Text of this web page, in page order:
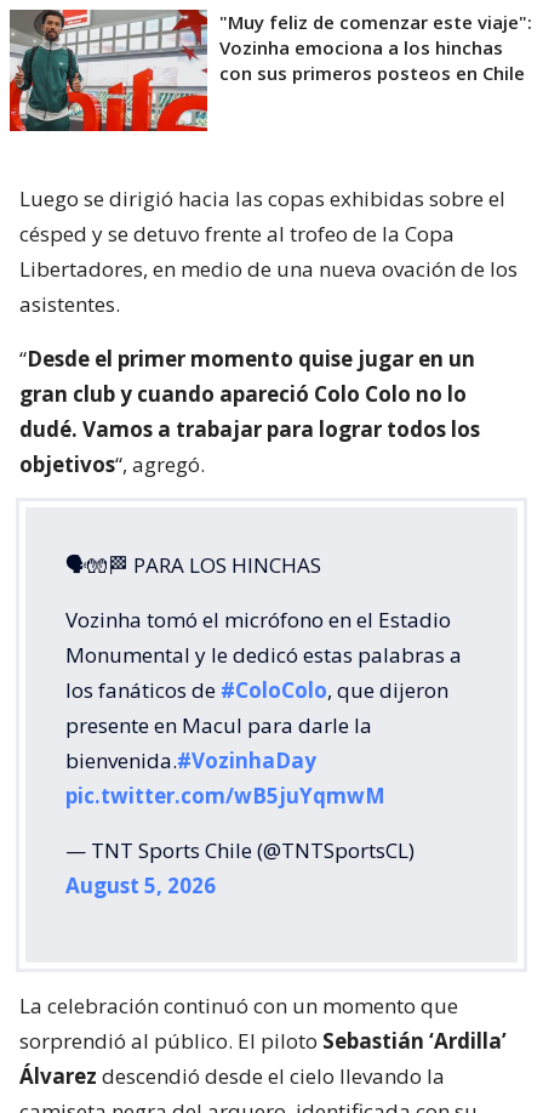
"Muy feliz de comenzar este viaje":
Vozinha emociona a los hinchas
con sus primeros posteos en Chile
Luego se dirigió hacia las copas exhibidas sobre el
césped y se detuvo frente al trofeo de la Copa
Libertadores, en medio de una nueva ovación de los
asistentes.
“Desde el primer momento quise jugar en un
gran club y cuando apareció Colo Colo no lo
dudé. Vamos a trabajar para lograr todos los
objetivos“, agregó.
🗣🧤🏁 PARA LOS HINCHAS
Vozinha tomó el micrófono en el Estadio
Monumental y le dedicó estas palabras a
los fanáticos de #ColoColo, que dijeron
presente en Macul para darle la
bienvenida.#VozinhaDay
pic.twitter.com/wB5juYqmwM
— TNT Sports Chile (@TNTSportsCL)
August 5, 2026
La celebración continuó con un momento que
sorprendió al público. El piloto Sebastián ‘Ardilla’
Álvarez descendió desde el cielo llevando la